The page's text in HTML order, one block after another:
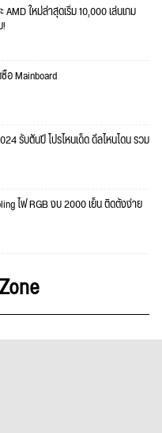
ใหม่ล่าสุดเริ่ม 10,000 เล่นเกม
!
อ Mainboard
รับต้นปี โปรไหนเด็ด ดีลไหนโดน รวม
ไฟ RGB งบ 2000 เย็น ติดตั้งง่าย